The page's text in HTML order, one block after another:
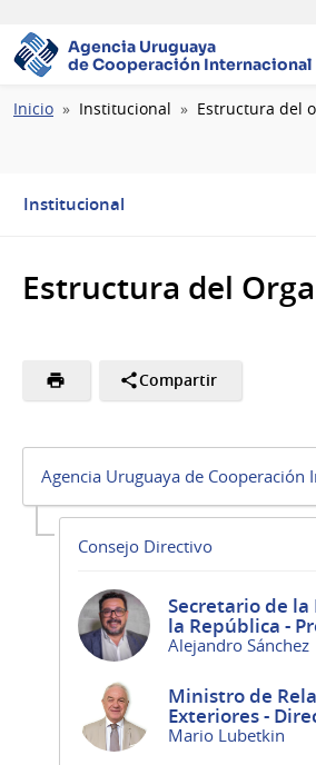
Agencia Uruguaya
de Cooperación Internacional
Ruta
Inicio Institucional Estructura del
Institucional
Estructura del
Compartir
Agencia Uruguaya de Cooperación
Consejo Directivo
Secretario de la
la República -
Alejandro Sánchez
Ministro de
Exteriores -
Mario Lubetkin